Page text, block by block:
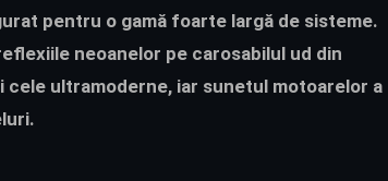
pentru o gamă foarte largă de sisteme.
neoanelor pe carosabilul ud din
ultramoderne, iar sunetul motoarelor a